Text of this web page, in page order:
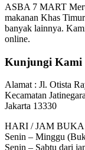
ASBA 7 MART
makanan Khas
banyak lainnya.
online.
Kunjungi Kami
Alamat : Jl. Otista
Kecamatan
Jakarta 13330
HARI / JAM
Senin – Minggu
Senin – Sabtu dari